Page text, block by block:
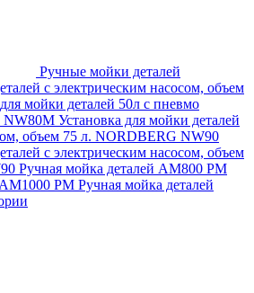
Ручные мойки деталей
с электрическим насосом, объем
мойки деталей 50л с пневмо
NW80M Установка для мойки деталей
объем 75 л. NORDBERG NW90
с электрическим насосом, объем
Ручная мойка деталей АМ800 РМ
АМ1000 РМ Ручная мойка деталей